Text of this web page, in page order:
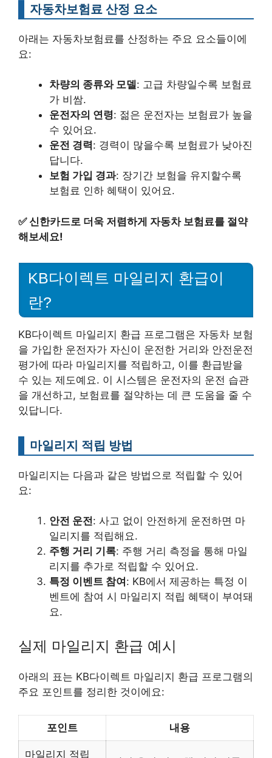
자동차보험료 산정 요소
아래는 자동차보험료를 산정하는 주요 요소들이에
요:
차량의 종류와 모델: 고급 차량일수록 보험료
가 비쌈.
운전자의 연령: 젊은 운전자는 보험료가 높을
수 있어요.
운전 경력: 경력이 많을수록 보험료가 낮아진
답니다.
보험 가입 경과: 장기간 보험을 유지할수록
보험료 인하 혜택이 있어요.
✅신한카드로 더욱 저렴하게 자동차 보험료를 절약
해보세요!
KB다이렉트 마일리지 환급이
란?
KB다이렉트 마일리지 환급 프로그램은 자동차 보험
을 가입한 운전자가 자신이 운전한 거리와 안전운전
평가에 따라 마일리지를 적립하고, 이를 환급받을
수 있는 제도예요. 이 시스템은 운전자의 운전 습관
을 개선하고, 보험료를 절약하는 데 큰 도움을 줄 수
있답니다.
마일리지 적립 방법
마일리지는 다음과 같은 방법으로 적립할 수 있어
요:
안전 운전: 사고 없이 안전하게 운전하면 마
일리지를 적립해요.
주행 거리 기록: 주행 거리 측정을 통해 마일
리지를 추가로 적립할 수 있어요.
특정 이벤트 참여 : KB에서 제공하는 특정 이
벤트에 참여 시 마일리지 적립 혜택이 부여돼
요.
실제 마일리지 환급 예시
아래의 표는 KB다이렉트 마일리지 환급 프로그램의
주요 포인트를 정리한 것이에요:
포인트 내용
마일리지 적립